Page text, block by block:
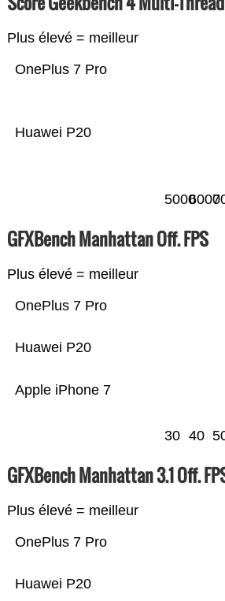
Plus élevé = meilleur
Huawei P20
OnePlus 7 Pro
50006000
GFXBench Manhattan Off. FPS
Plus élevé = meilleur
Apple iPhone 7
Huawei P20
OnePlus 7 Pro
30 40
GFXBench Manhattan 3.1 Off.
Plus élevé = meilleur
Huawei P20
OnePlus 7 Pro